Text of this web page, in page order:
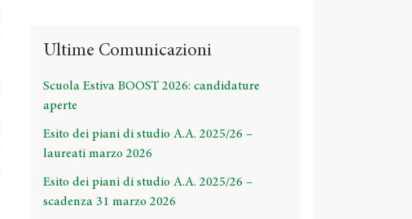
Ultime Comunicazioni
Scuola Estiva BOOST 2026: candidature
aperte
Esito dei piani di studio A.A. 2025/26 –
laureati marzo 2026
Esito dei piani di studio A.A. 2025/26 –
scadenza 31 marzo 2026